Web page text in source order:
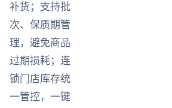
补货；支持批
次、保质期管
理，避免商品
过期损耗；连
锁门店库存统
一管控，一键